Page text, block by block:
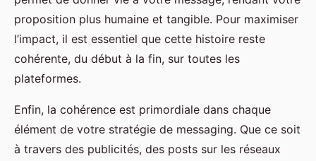
proposition plus humaine et tangible. Pour maximiser
l’impact, il est essentiel que cette histoire reste
cohérente, du début à la fin, sur toutes les
plateformes.
Enfin, la cohérence est primordiale dans chaque
élément de votre stratégie de messaging. Que ce soit
à travers des publicités, des posts sur les réseaux